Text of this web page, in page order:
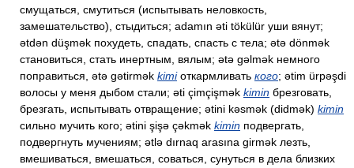
смущаться, смутиться (испытывать неловкость,
замешательство), стыдиться; adamın əti tökülür уши вянут;
ətdən düşmək похудеть, спадать, спасть с тела; ətə dönmək
становиться, стать инертным, вялым; ətə gəlmək немного
поправиться, ətə gətirmək kimiоткармливать кого; ətim ürpəşdi
волосы у меня дыбом стали; əti çimçişmək kimin брезговать,
брезгать, испытывать отвращение; ətini kəsmək (didmək) kimin
сильно мучить кого; ətini şişə çəkmək kimin подвергать,
подвергнуть мучениям; ətlə dırnaq arasına girmək лезть,
вмешиваться, вмешаться, соваться, сунуться в дела близких